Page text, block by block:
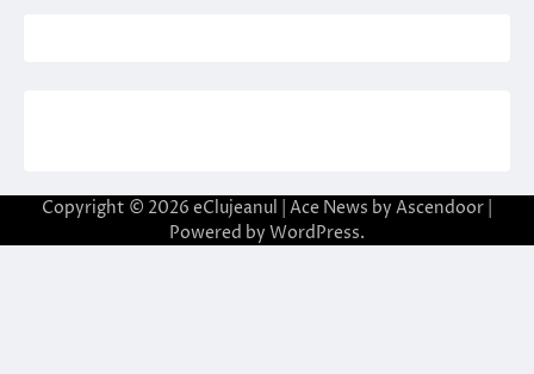
Copyright © 2026 eClujeanul | Ace News by Ascendoor
Powered by WordPress.